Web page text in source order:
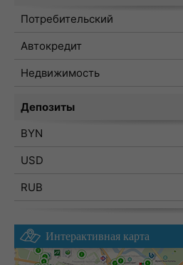
Потребительский
Автокредит
Недвижимость
Депозиты
BYN
USD
RUB
Интерактивная карта